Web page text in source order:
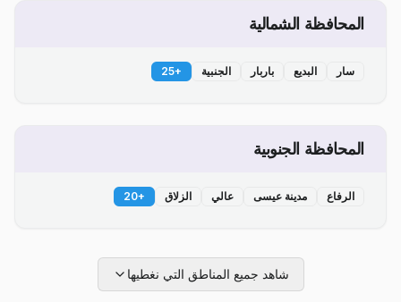
المحافظة الشمالية
سار البديع باربار الجنبية +
25
المحافظة الجنوبية
الرفاع مدينة عيسى عالي الزلاق +
20
شاهد جميع المناطق التي نغطيها